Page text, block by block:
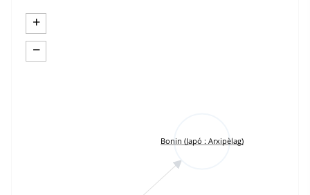
+
−
Bonin (Japó : Arxipèlag)